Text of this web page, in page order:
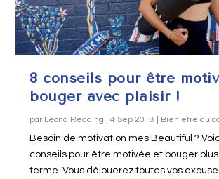
8 conseils pour être
bouger avec plaisir !
par Leona Reading |4 Sep 2018 Bien être du
Besoin de motivation mes Beautiful ?
conseils pour être motivée et bouger plus
terme. Vous déjouerez toutes vos